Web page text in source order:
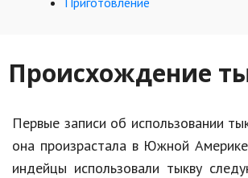
Статьи
Обзоры
Рецепты
Красота и здоровье
Hi-Tech. Интернет
Происхождение
Первые записи об использовании
она произрастала в Южной
индейцы использовали тыкву